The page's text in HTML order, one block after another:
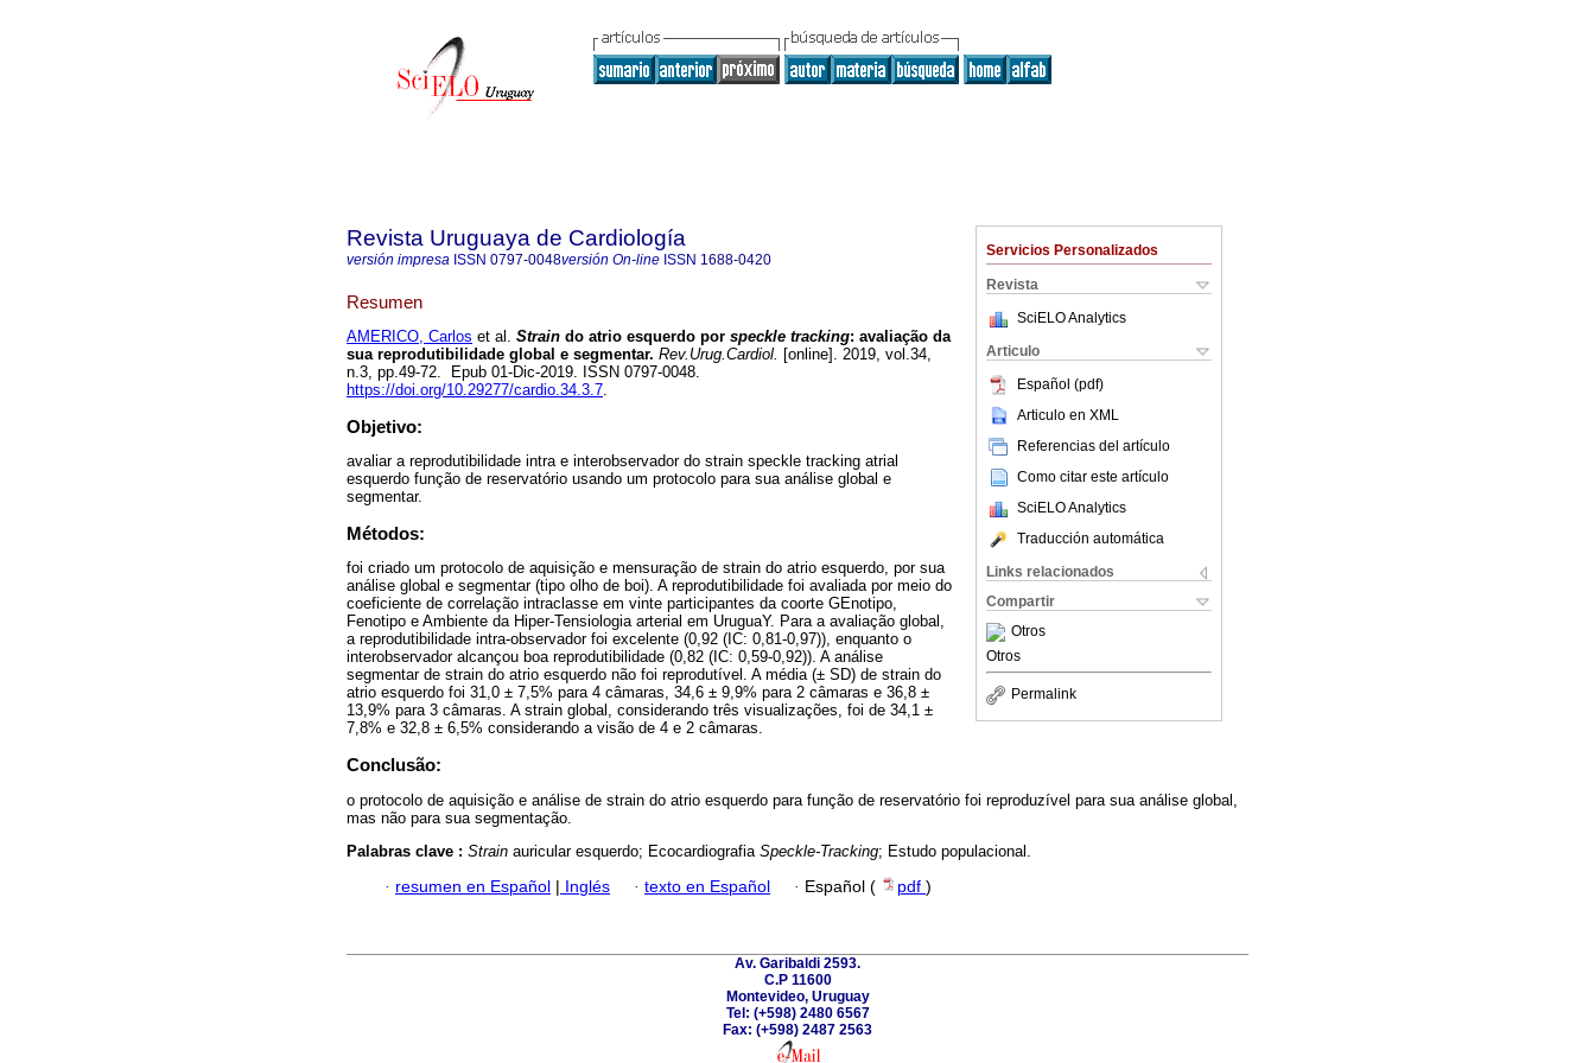
Servicios Personalizados
Revista
SciELO Analytics
Articulo
Español (pdf)
Articulo en XML
Referencias del artículo
Como citar este artículo
SciELO Analytics
Traducción automática
Links relacionados
Compartir
Otros
Otros
Permalink
Revista Uruguaya de Cardiología
versión impresa ISSN 0797-0048versión On-line ISSN 1688-0420
Resumen
AMERICO, Carlos et al. Strain do atrio esquerdo por speckle tracking: avaliação da
sua reprodutibilidade global e segmentar. Rev.Urug.Cardiol. [online]. 2019, vol.34,
n.3, pp.49-72. Epub 01-Dic-2019. ISSN 0797-0048.
https://doi.org/10.29277/cardio.34.3.7.
Objetivo:
avaliar a reprodutibilidade intra e interobservador do strain speckle tracking atrial
esquerdo função de reservatório usando um protocolo para sua análise global e
segmentar.
Métodos:
foi criado um protocolo de aquisição e mensuração de strain do atrio esquerdo, por sua
análise global e segmentar (tipo olho de boi). A reprodutibilidade foi avaliada por meio do
coeficiente de correlação intraclasse em vinte participantes da coorte GEnotipo,
Fenotipo e Ambiente da Hiper-Tensiologia arterial em UruguaY. Para a avaliação global,
a reprodutibilidade intra-observador foi excelente (0,92 (IC: 0,81-0,97)), enquanto o
interobservador alcançou boa reprodutibilidade (0,82 (IC: 0,59-0,92)). A análise
segmentar de strain do atrio esquerdo não foi reprodutível. A média (± SD) de strain do
atrio esquerdo foi 31,0 ± 7,5% para 4 câmaras, 34,6 ± 9,9% para 2 câmaras e 36,8 ±
13,9% para 3 câmaras. A strain global, considerando três visualizações, foi de 34,1 ±
7,8% e 32,8 ± 6,5% considerando a visão de 4 e 2 câmaras.
Conclusão:
o protocolo de aquisição e análise de strain do atrio esquerdo para função de reservatório foi reproduzível para sua análise global,
mas não para sua segmentação.
Palabras clave : Strain auricular esquerdo; Ecocardiografia Speckle-Tracking; Estudo populacional.
· resumen en Español Inglés · texto en Español · Español ( pdf )
Av. Garibaldi 2593.
C.P 11600
Montevideo, Uruguay
Tel: (+598) 2480 6567
Fax: (+598) 2487 2563